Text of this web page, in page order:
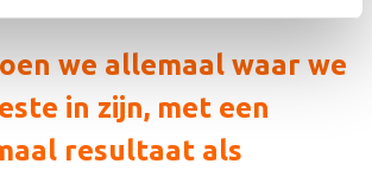
we allemaal waar we
in zijn, met een
resultaat als